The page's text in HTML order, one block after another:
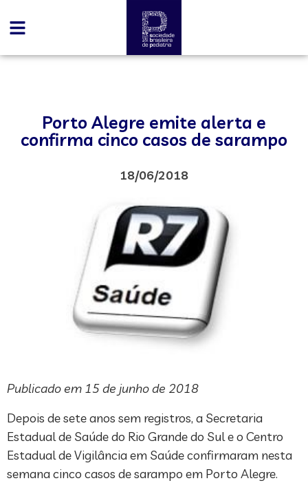
Porto Alegre emite alerta e
confirma cinco casos de sarampo
18/06/2018
Publicado em 15 de junho de 2018
Depois de sete anos sem registros, a Secretaria
Estadual de Saúde do Rio Grande do Sul e o Centro
Estadual de Vigilância em Saúde confirmaram nesta
semana cinco casos de sarampo em Porto Alegre.